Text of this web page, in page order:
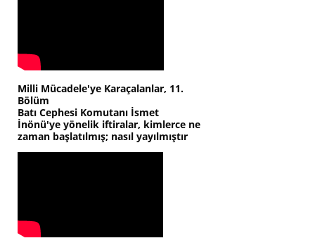
Milli Mücadele'ye Karaçalanlar, 11.
Bölüm
Batı Cephesi Komutanı İsmet
İnönü'ye yönelik iftiralar, kimlerce ne
zaman başlatılmış; nasıl yayılmıştır